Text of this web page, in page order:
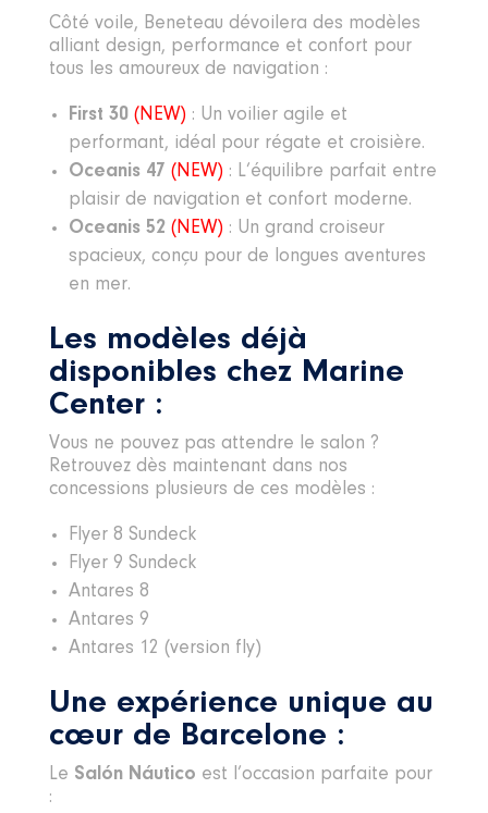
Côté voile, Beneteau dévoilera des modèles
alliant design, performance et confort pour
tous les amoureux de navigation :
First 30 (NEW) : Un voilier agile et
performant, idéal pour régate et croisière.
Oceanis 47 (NEW) : L’équilibre parfait entre
plaisir de navigation et confort moderne.
Oceanis 52 (NEW) : Un grand croiseur
spacieux, conçu pour de longues aventures
en mer.
Les modèles déjà
disponibles chez Marine
Center :
Vous ne pouvez pas attendre le salon ?
Retrouvez dès maintenant dans nos
concessions plusieurs de ces modèles :
Flyer 8 Sundeck
Flyer 9 Sundeck
Antares 8
Antares 9
Antares 12 (version fly)
Une expérience unique au
cœur de Barcelone :
Le Salón Náutico est l’occasion parfaite pour
: